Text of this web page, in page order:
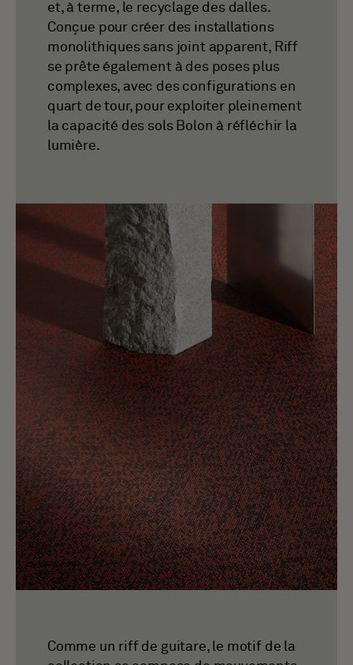
et, à terme, le recyclage des dalles.
Conçue pour créer des installations
monolithiques sans joint apparent, Riff
se prête également à des poses plus
complexes, avec des configurations en
quart de tour, pour exploiter pleinement
la capacité des sols Bolon à réfléchir la
lumière.
Comme un riff de guitare, le motif de la